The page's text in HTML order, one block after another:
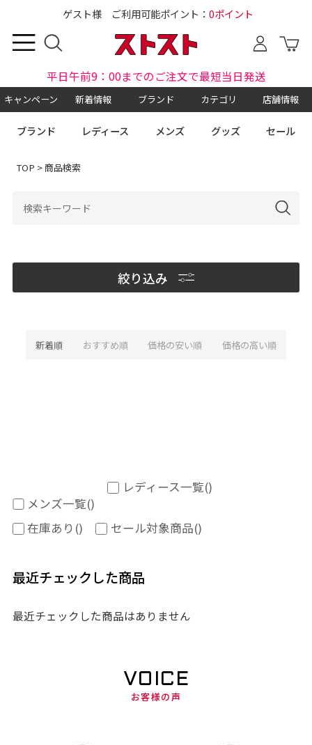
ゲスト様 ご利用可能ポイント： 0ポイント
平日午前9：00までのご注文で最短当日発送
キャンペーン 新着情報 ブランド カテゴリ 店舗情報
ブランド レディース メンズ グッズ セール
TOP > 商品検索
絞り込み
新着順 おすすめ順 価格の安い順 価格の高い順
メンズ一覧()
レディース一覧()
在庫あり () セール対象商品()
最近チェックした商品
最近チェックした商品はありません
VOICE
お客様の声